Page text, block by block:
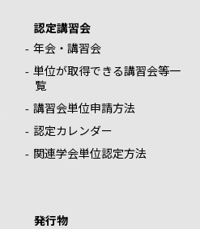
認定講習会
年会・講習会
単位が取得できる講習会等一
覧
講習会単位申請方法
認定カレンダー
関連学会単位認定方法
発行物